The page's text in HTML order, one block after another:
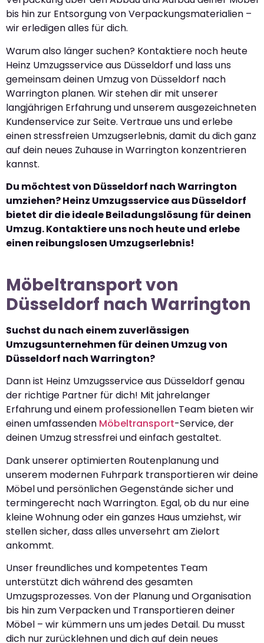
bis hin zur Entsorgung von Verpackungsmaterialien –
wir erledigen alles für dich.
Warum also länger suchen? Kontaktiere noch heute
Heinz Umzugsservice aus Düsseldorf und lass uns
gemeinsam deinen Umzug von Düsseldorf nach
Warrington planen. Wir stehen dir mit unserer
langjährigen Erfahrung und unserem ausgezeichneten
Kundenservice zur Seite. Vertraue uns und erlebe
einen stressfreien Umzugserlebnis, damit du dich ganz
auf dein neues Zuhause in Warrington konzentrieren
kannst.
Du möchtest von Düsseldorf nach Warrington
umziehen? Heinz Umzugsservice aus Düsseldorf
bietet dir die ideale Beiladungslösung für deinen
Umzug. Kontaktiere uns noch heute und erlebe
einen reibungslosen Umzugserlebnis!
Möbeltransport von
Düsseldorf nach Warrington
Suchst du nach einem zuverlässigen
Umzugsunternehmen für deinen Umzug von
Düsseldorf nach Warrington?
Dann ist Heinz Umzugsservice aus Düsseldorf genau
der richtige Partner für dich! Mit jahrelanger
Erfahrung und einem professionellen Team bieten wir
einen umfassenden Möbeltransport-Service, der
deinen Umzug stressfrei und einfach gestaltet.
Dank unserer optimierten Routenplanung und
unserem modernen Fuhrpark transportieren wir deine
Möbel und persönlichen Gegenstände sicher und
termingerecht nach Warrington. Egal, ob du nur eine
kleine Wohnung oder ein ganzes Haus umziehst, wir
stellen sicher, dass alles unversehrt am Zielort
ankommt.
Unser freundliches und kompetentes Team
unterstützt dich während des gesamten
Umzugsprozesses. Von der Planung und Organisation
bis hin zum Verpacken und Transportieren deiner
Möbel – wir kümmern uns um jedes Detail. Du musst
dich nur zurücklehnen und dich auf dein neues